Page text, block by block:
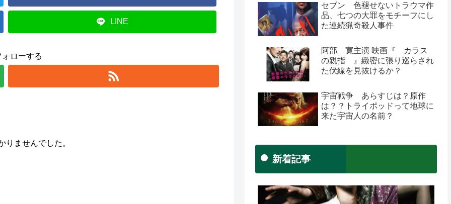
LINE
ローする
りませんでした。
セブン 色褪せないトラウマ作
品、七つの大罪をモチーフにし
た連続猟奇殺人事件
阿部 寛主演 映画『 カラス
の親指 』緻密に張り巡らされ
た伏線を見抜けるか？
宇宙戦争 あらすじは？原作
は？？トライポッドって地球に
来た宇宙人の名前？
新着記事